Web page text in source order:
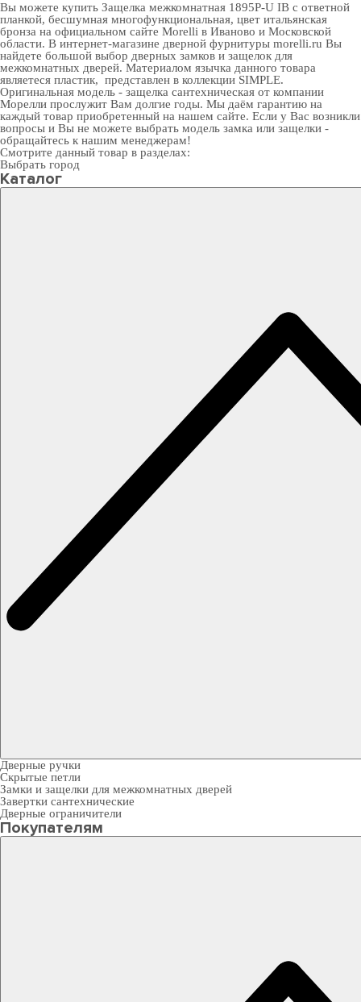
Вы можете купить Защелка межкомнатная 1895P-U IB с ответной
планкой, бесшумная многофункциональная, цвет итальянская
бронза на официальном сайте Morelli в Иваново и Московской
области. В интернет-магазине дверной фурнитуры morelli.ru Вы
найдете большой выбор дверных замков и защелок для
межкомнатных дверей. Материалом язычка данного товара
являетеся пластик, представлен в коллекции SIMPLE.
Оригинальная модель - защелка сантехническая от компании
Морелли прослужит Вам долгие годы. Мы даём гарантию на
каждый товар приобретенный на нашем сайте. Если у Вас возникли
вопросы и Вы не можете выбрать модель замка или защелки -
обращайтесь к нашим менеджерам!
Смотрите данный товар в разделах:
Выбрать город
Каталог
Дверные ручки
Скрытые петли
Замки и защелки для межкомнатных дверей
Завертки сантехнические
Дверные ограничители
Покупателям